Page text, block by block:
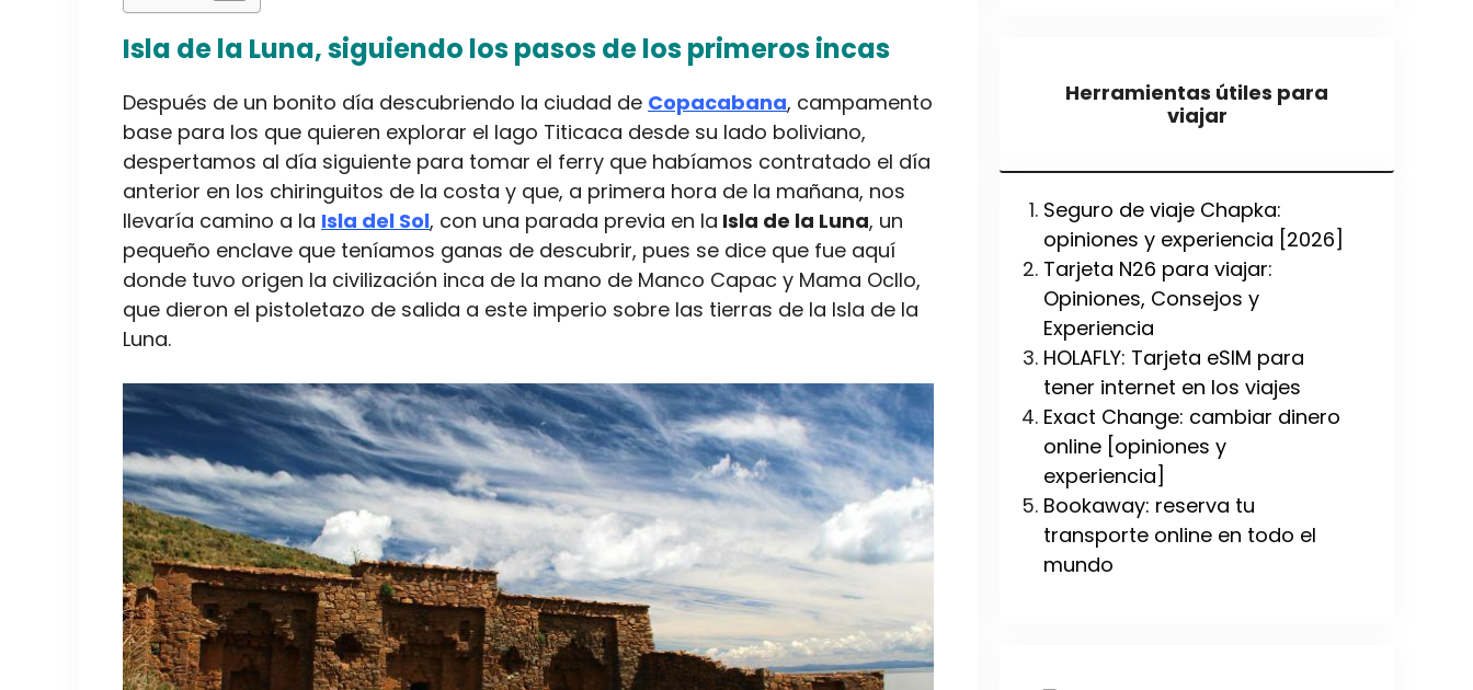
Isla de la Luna, siguiendo los pasos de los primeros incas
Después de un bonito día descubriendo la ciudad de Copacabana, campamento
base para los que quieren explorar el lago Titicaca desde su lado boliviano,
despertamos al día siguiente para tomar el ferry que habíamos contratado el día
anterior en los chiringuitos de la costa y que, a primera hora de la mañana, nos
llevaría camino a la Isla del Sol, con una parada previa en la Isla de la Luna, un
pequeño enclave que teníamos ganas de descubrir, pues se dice que fue aquí
donde tuvo origen la civilización inca de la mano de Manco Capac y Mama Ocllo,
que dieron el pistoletazo de salida a este imperio sobre las tierras de la Isla de la
Luna.
Herramientas útiles para
viajar
Seguro de viaje Chapka:
opiniones y experiencia [2026]
Tarjeta N26 para viajar:
Opiniones, Consejos y
Experiencia
HOLAFLY: Tarjeta eSIM para
tener internet en los viajes
Exact Change: cambiar dinero
online [opiniones y
experiencia]
Bookaway: reserva tu
transporte online en todo el
mundo